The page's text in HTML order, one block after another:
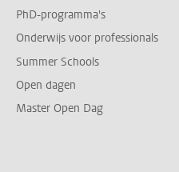
PhD-programma's
Onderwijs voor professionals
Summer Schools
Open dagen
Master Open Dag